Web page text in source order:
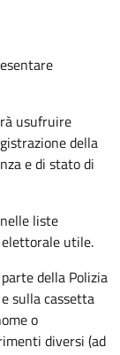
usufruire
della
e di stato di
nelle liste
utile.
della Polizia
sulla cassetta
o
diversi (ad